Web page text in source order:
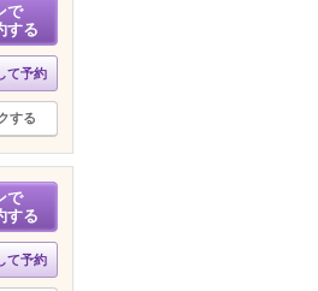
で
する
て予約
する
で
する
て予約